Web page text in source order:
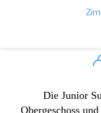
Die Junior
Obergeschoss